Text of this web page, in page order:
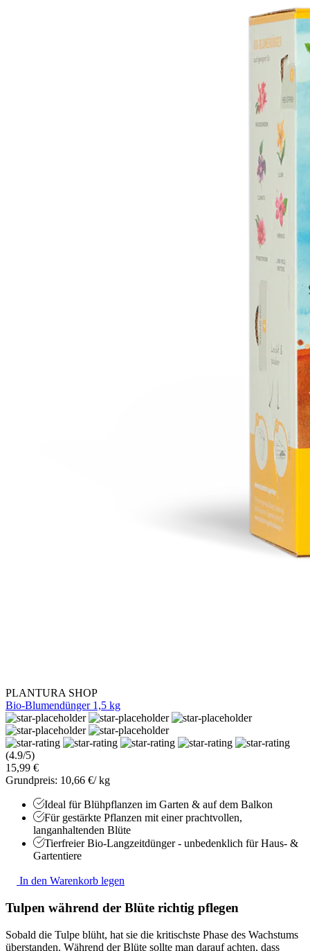
PLANTURA SHOP
Bio-Blumendünger 1,5 kg
(4.9/5)
15,99 €
Grundpreis: 10,66 €/ kg
Ideal für Blühpflanzen im Garten & auf dem Balkon
Für gestärkte Pflanzen mit einer prachtvollen,
langanhaltenden Blüte
Tierfreier Bio-Langzeitdünger - unbedenklich für Haus- &
Gartentiere
In den Warenkorb legen
Tulpen während der Blüte richtig pflegen
Sobald die Tulpe blüht, hat sie die kritischste Phase des Wachstums
überstanden. Während der Blüte sollte man darauf achten, dass